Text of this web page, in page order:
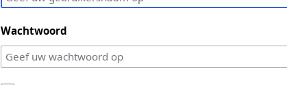
Wachtwoord